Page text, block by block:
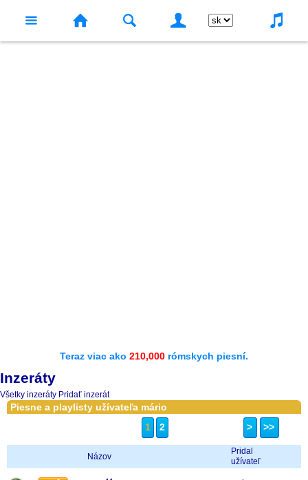
Teraz viac ako 210,000 rómskych piesní.
Inzeráty
Všetky inzeráty Pridať inzerát
Piesne a playlisty užívateľa mário
1
2 > >>
Názov
Pridal
užívateľ